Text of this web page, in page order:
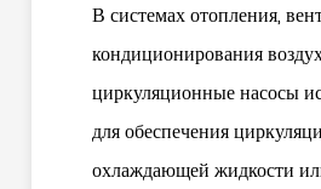
В системах отопления,
кондиционирования
циркуляционные насосы
для обеспечения
охлаждающей жидкости